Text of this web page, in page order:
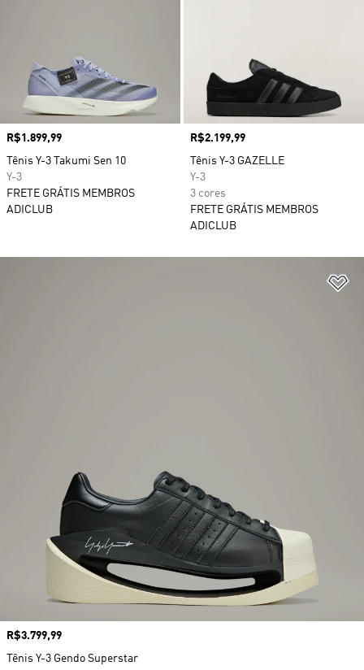
Preço
R$1.899,99
Tênis Y-3 Takumi Sen 10
Y-3
FRETE GRÁTIS MEMBROS
ADICLUB
Preço
R$2.199,99
Tênis Y-3 GAZELLE
Y-3
3 cores
FRETE GRÁTIS MEMBROS
ADICLUB
Preço
R$3.799,99
Tênis Y-3 Gendo Superstar